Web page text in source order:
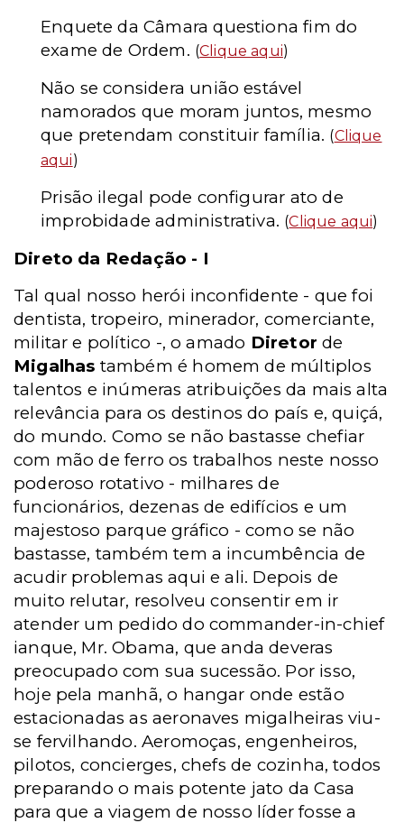
Enquete da Câmara questiona fim do
exame de Ordem. (Clique aqui)
Não se considera união estável
namorados que moram juntos, mesmo
que pretendam constituir família. (Clique
aqui)
Prisão ilegal pode configurar ato de
improbidade administrativa. (Clique aqui)
Direto da Redação - I
Tal qual nosso herói inconfidente - que foi
dentista, tropeiro, minerador, comerciante,
militar e político -, o amado Diretorde
Migalhas também é homem de múltiplos
talentos e inúmeras atribuições da mais alta
relevância para os destinos do país e, quiçá,
do mundo. Como se não bastasse chefiar
com mão de ferro os trabalhos neste nosso
poderoso rotativo - milhares de
funcionários, dezenas de edifícios e um
majestoso parque gráfico - como se não
bastasse, também tem a incumbência de
acudir problemas aqui e ali. Depois de
muito relutar, resolveu consentir em ir
atender um pedido do commander-in-chief
ianque, Mr. Obama, que anda deveras
preocupado com sua sucessão. Por isso,
hoje pela manhã, o hangar onde estão
estacionadas as aeronaves migalheiras viu-
se fervilhando. Aeromoças, engenheiros,
pilotos, concierges, chefs de cozinha, todos
preparando o mais potente jato da Casa
para que a viagem de nosso líder fosse a